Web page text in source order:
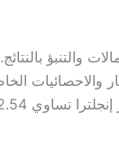
متابعة